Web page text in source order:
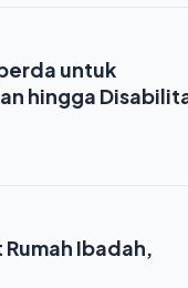
untuk
hingga
Rumah Ibadah,